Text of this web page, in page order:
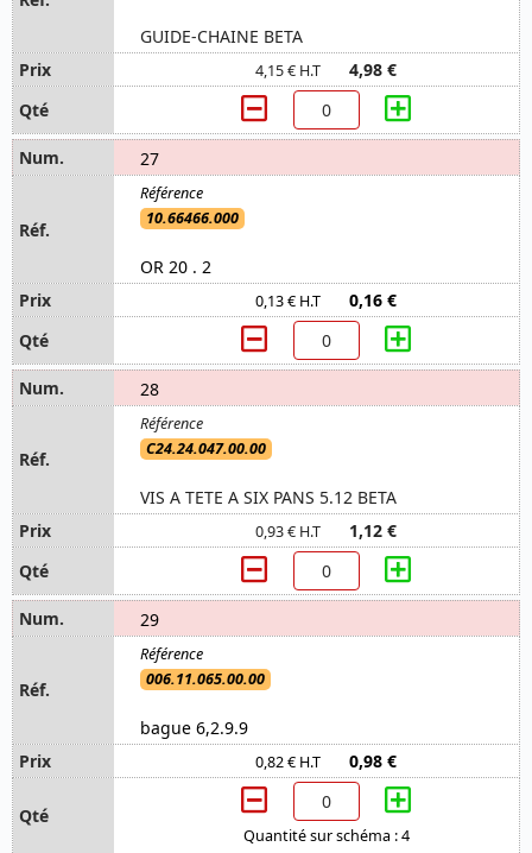
GUIDE-CHAINE BETA
4,15 € H.T 4,98 €
27
10.66466.000
OR 20 . 2
0,13 € H.T 0,16 €
28
C24.24.047.00.00
VIS A TETE A SIX PANS 5.12 BETA
0,93 € H.T 1,12 €
29
006.11.065.00.00
bague 6,2.9.9
0,82 € H.T 0,98 €
Quantité sur schéma : 4